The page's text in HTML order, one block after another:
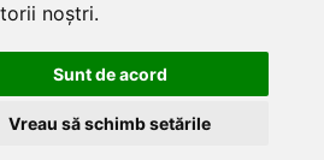
noștri.
Sunt de acord
Vreau să schimb setările
Ochelari de soare Alpina